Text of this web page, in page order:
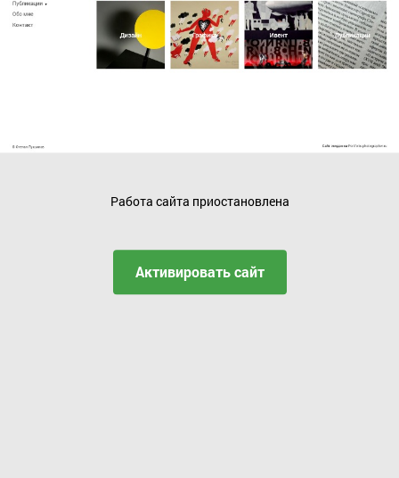
Работа сайта приостановлена
Активировать сайт